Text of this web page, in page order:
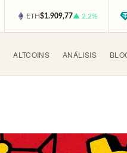
ETH$1.909,77▲ 2,2%
ALTCOINS ANÁLISIS